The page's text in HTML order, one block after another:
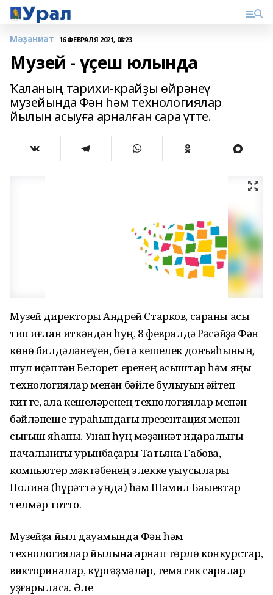
Мәҙәниәт 16 ФЕВРАЛЯ 2021, 08:23
Музей - үҫеш юлында
Ҡаланың тарихи-крайҙы өйрәнеү
музейында Фән һәм технологиялар
йылын асыуға арналған сара үтте.
Музей директоры Андрей Старков, сараны асыҡ
тип иғлан иткәндән һуң, 8 февралдә Рәсәйҙә Фән
көнө билдәләнеүен, бөтә кешелек донъяһының,
шул иҫәптән Белорет еренең асыштар һәм яңы
технологиялар менән бәйле булыуын әйтеп
китте, ҡала кешеләренең технологиялар менән
бәйләнеше тураһындағы презентация менән
сығыш яһаны. Унан һуң мәҙәниәт идаралығы
начальнигы урынбаҫары Татьяна Габова,
компьютер мәктәбенең элекке уҡыусылары
Полина (һүрәттә уңда) һәм Шамил Баҡыевтар
телмәр тотто.
Музейҙа йыл дауамында Фән һәм
технологиялар йылына арнап төрлө конкурстар,
викториналар, күргәҙмәләр, тематик саралар
уҙғарыласаҡ. Әле